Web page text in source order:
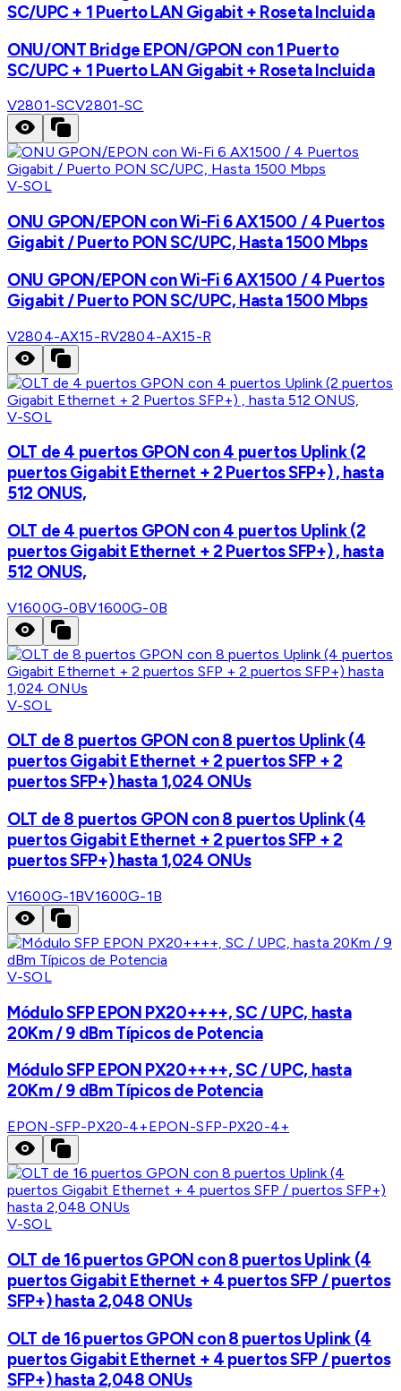
SC/UPC + 1 Puerto LAN Gigabit + Roseta Incluida
ONU/ONT Bridge EPON/GPON con 1 Puerto
SC/UPC + 1 Puerto LAN Gigabit + Roseta Incluida
V2801-SCV2801-SC
V-SOL
ONU GPON/EPON con Wi-Fi 6 AX1500 / 4 Puertos
Gigabit / Puerto PON SC/UPC, Hasta 1500 Mbps
ONU GPON/EPON con Wi-Fi 6 AX1500 / 4 Puertos
Gigabit / Puerto PON SC/UPC, Hasta 1500 Mbps
V2804-AX15-RV2804-AX15-R
V-SOL
OLT de 4 puertos GPON con 4 puertos Uplink (2
puertos Gigabit Ethernet + 2 Puertos SFP+) , hasta
512 ONUS,
OLT de 4 puertos GPON con 4 puertos Uplink (2
puertos Gigabit Ethernet + 2 Puertos SFP+) , hasta
512 ONUS,
V1600G-0BV1600G-0B
V-SOL
OLT de 8 puertos GPON con 8 puertos Uplink (4
puertos Gigabit Ethernet + 2 puertos SFP + 2
puertos SFP+) hasta 1,024 ONUs
OLT de 8 puertos GPON con 8 puertos Uplink (4
puertos Gigabit Ethernet + 2 puertos SFP + 2
puertos SFP+) hasta 1,024 ONUs
V1600G-1BV1600G-1B
V-SOL
Módulo SFP EPON PX20++++, SC / UPC, hasta
20Km / 9 dBm Típicos de Potencia
Módulo SFP EPON PX20++++, SC / UPC, hasta
20Km / 9 dBm Típicos de Potencia
EPON-SFP-PX20-4+EPON-SFP-PX20-4+
V-SOL
OLT de 16 puertos GPON con 8 puertos Uplink (4
puertos Gigabit Ethernet + 4 puertos SFP / puertos
SFP+) hasta 2,048 ONUs
OLT de 16 puertos GPON con 8 puertos Uplink (4
puertos Gigabit Ethernet + 4 puertos SFP / puertos
SFP+) hasta 2,048 ONUs